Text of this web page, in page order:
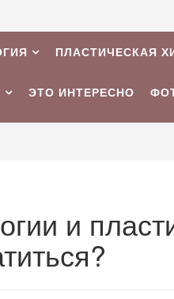
ПЛАСТИЧЕСКАЯ
ЭТО ИНТЕРЕСНО
и